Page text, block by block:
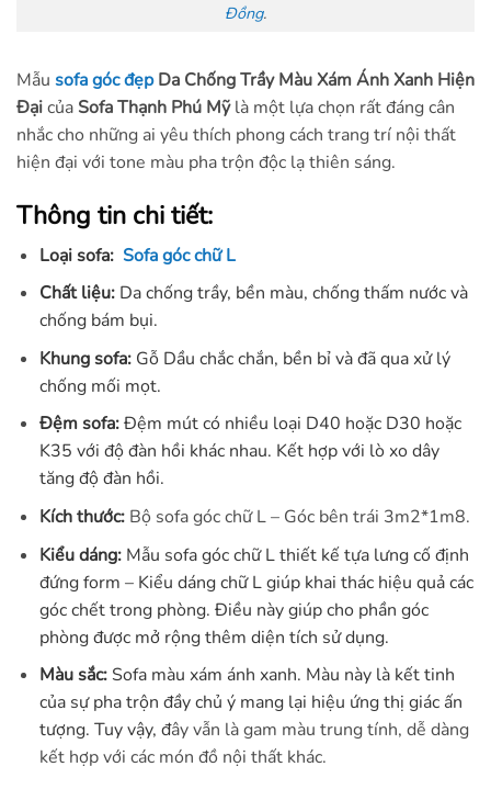
Đồng.
Mẫu sofa góc đẹpDa Chống Trầy Màu Xám Ánh Xanh Hiện
Đạicủa Sofa Thạnh Phú Mỹlà một lựa chọn rất đáng cân
nhắc cho những ai yêu thích phong cách trang trí nội thất
hiện đại với tone màu pha trộn độc lạ thiên sáng.
Thông tin chi tiết:
Loại sofa: Sofa góc chữ L
Chất liệu:Da chống trầy, bền màu, chống thấm nước và
chống bám bụi.
Khung sofa:Gỗ Dầu chắc chắn, bền bỉ và đã qua xử lý
chống mối mọt.
Đệm sofa:Đệm mút có nhiều loại D40 hoặc D30 hoặc
K35 với độ đàn hồi khác nhau. Kết hợp với lò xo dây
tăng độ đàn hồi.
Kích thước:Bộ sofa góc chữ L – Góc bên trái 3m2*1m8.
Kiểu dáng:Mẫu sofa góc chữ L thiết kế tựa lưng cố định
đứng form – Kiểu dáng chữ L giúp khai thác hiệu quả các
góc chết trong phòng. Điều này giúp cho phần góc
phòng được mở rộng thêm diện tích sử dụng.
Màu sắc:Sofa màu xám ánh xanh. Màu này là kết tinh
của sự pha trộn đầy chủ ý mang lại hiệu ứng thị giác ấn
tượng. Tuy vậy, đây vẫn là gam màu trung tính, dễ dàng
kết hợp với các món đồ nội thất khác.